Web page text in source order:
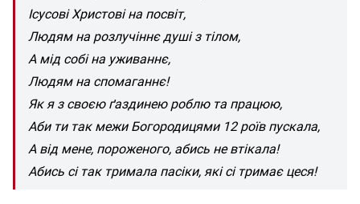
Ісусові Христові на посвіт,
Людям на розлучіннє душі з тілом,
А мід собі на уживаннє,
Людям на спомаганнє!
Як я з своєю ґаздинею роблю та працюю,
Аби ти так межи Богородицями 12 роїв пускала,
А від мене, пороженого, абись не втікала!
Абись сі так тримала пасіки, які сі тримає цеся!